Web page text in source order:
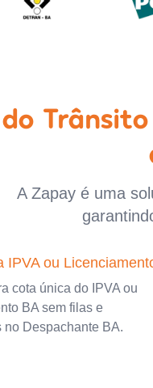
A Zapay é uma
IPVA ou
cota única do IPVA ou
BA sem filas e
no Despachante BA.